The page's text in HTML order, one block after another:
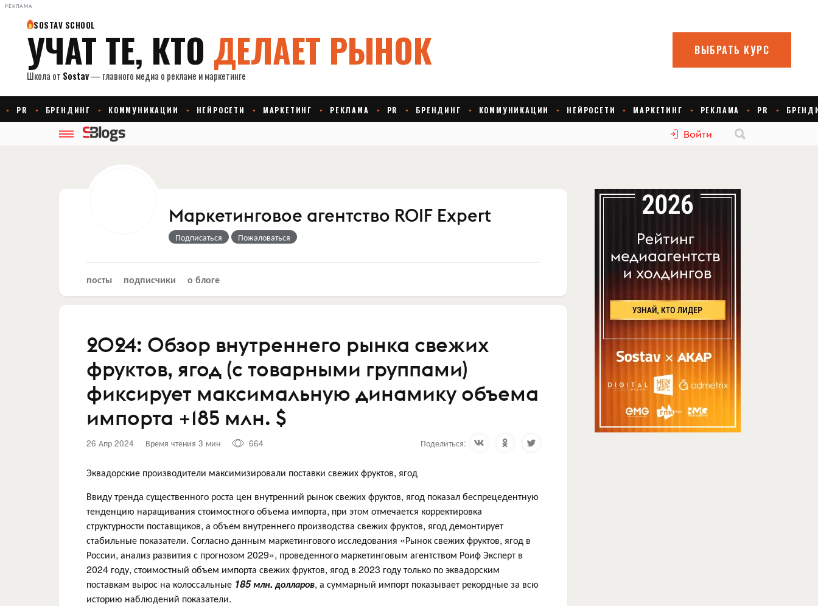
РЕКЛАМА
Войти
Маркетинговое агентство ROIF Expert
Подписаться Пожаловаться
посты подписчики о блоге
2024: Обзор внутреннего рынка свежих
фруктов, ягод (с товарными группами)
фиксирует максимальную динамику объема
импорта +185 млн. $
26 Апр 2024 Время чтения 3 мин 664 Поделиться:
Эквадорские производители максимизировали поставки свежих фруктов, ягод
Ввиду тренда существенного роста цен внутренний рынок свежих фруктов, ягод показал беспрецедентную
тенденцию наращивания стоимостного объема импорта, при этом отмечается корректировка
структурности поставщиков, а объем внутреннего производства свежих фруктов, ягод демонтирует
стабильные показатели. Согласно данным маркетингового исследования «Рынок свежих фруктов, ягод в
России, анализ развития с прогнозом 2029», проведенного маркетинговым агентством Роиф Эксперт в
2024 году, стоимостный объем импорта свежих фруктов, ягод в 2023 году только по эквадорским
поставкам вырос на колоссальные 185 млн. долларов, а суммарный импорт показывает рекордные за всю
историю наблюдений показатели.